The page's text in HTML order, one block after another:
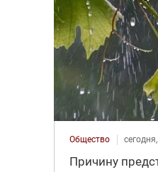
Общество
Причину